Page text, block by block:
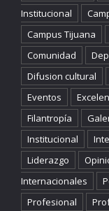
Institucional
Campus Tijuana
Comunidad
Difusion cultural
Eventos
Filantropía
Institucional
Liderazgo
Internacionales
Profesional